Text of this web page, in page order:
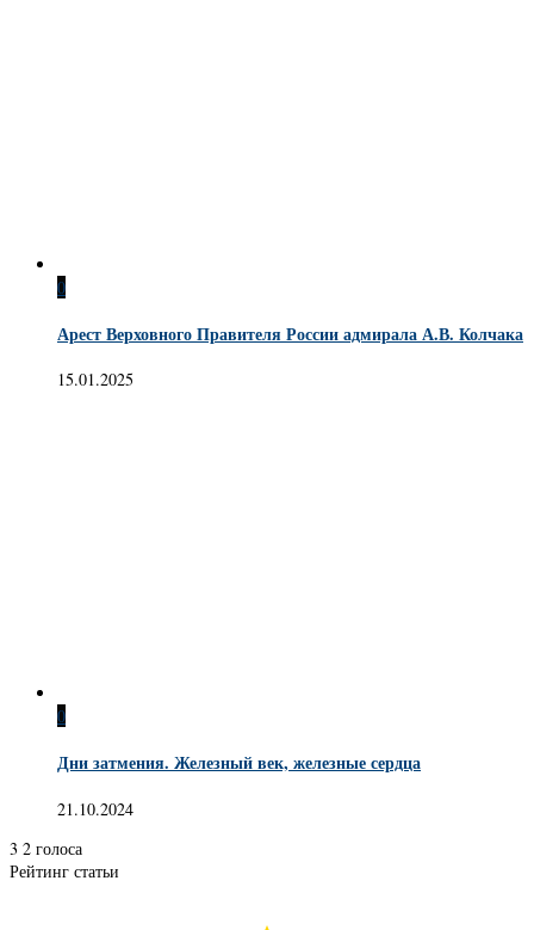
0
Арест Верховного Правителя России адмирала А.В. Колчака
15.01.2025
0
Дни затмения. Железный век, железные сердца
21.10.2024
3 2 голоса
Рейтинг статьи